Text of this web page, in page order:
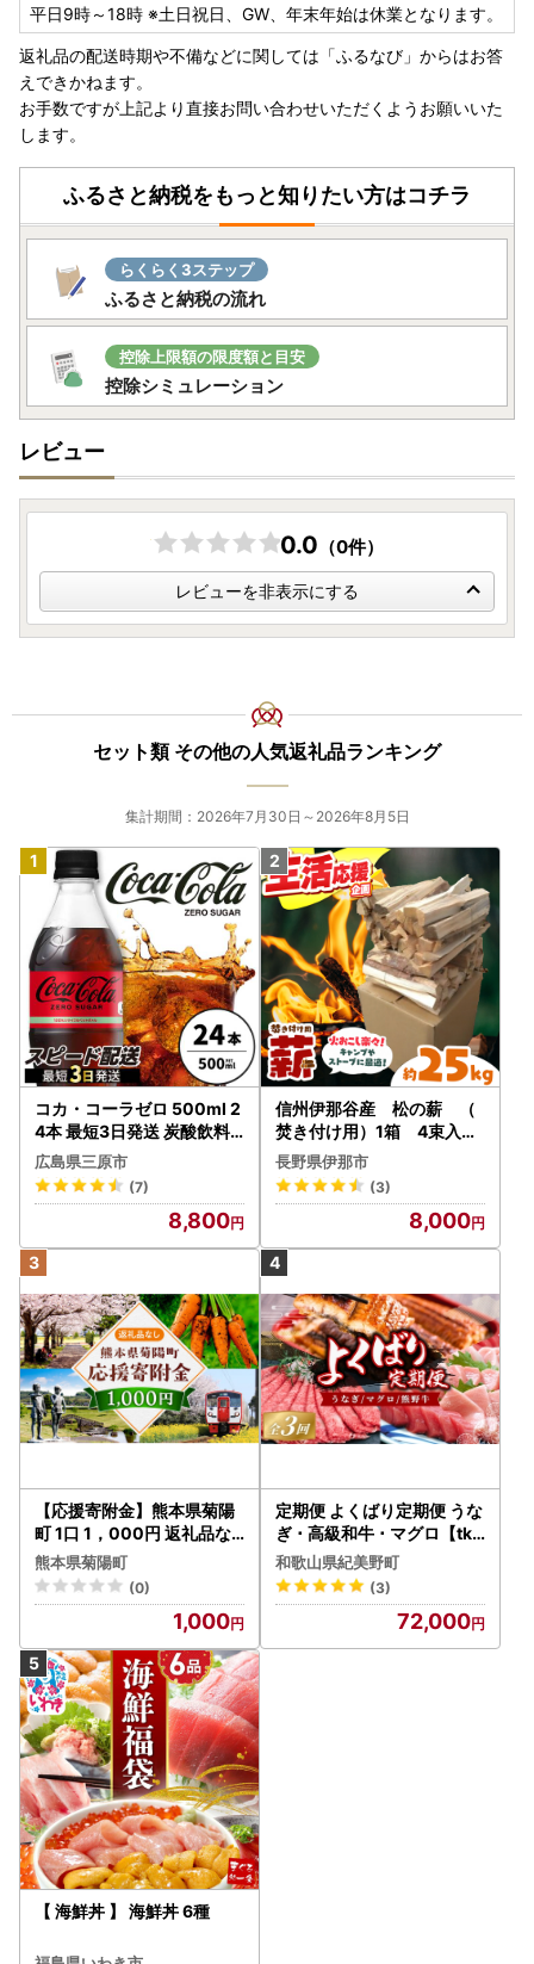
出来たてホヤホヤの新商品が盛りだくさん🤗🌈
お肉🥩に加工品🍕にデザート🍈に
あなたのハートをわしずかみすること間違いなし💗
ぜひ一度ご賞味ください～!!
◆新着返礼品特集はこちら
■都農町「ふるまど」
新規アカウント登録の上ログインし寄附情報を追加していた
だきますと、公的個人認証サービス【IAM （アイアム）】を
や、受付状況の確認等が可能です。詳細につきましては、以
下のURLよりご確認ください。
ふるまど（※外部サイトへ遷移します）
■返礼品について
◇住民票が都農町にある方は、返礼品のお届けは対象外で
◇お届けいたしました返礼品は確実にお受取りください。長
期不在等の寄附者様事由による返品交換、キャンセルはお受
けしておりません。
◇ヤマト運輸様では、返礼品発送後にお届け先を変更（転
送）する場合、転送料金は贈答用の場合でもお届け先様のご
負担となりますので、ご住所にお間違いがないかご確認の上
ご寄附ください。
なお、お届け先様が住所不明で配達ができない場合は、送り
◇一部離島にはクール便でのお届けができかねますのでご注
意ください。
平日9時～18時 ※土日祝日、GW、年末年始は休業となります。
返礼品の配送時期や不備などに関しては「ふるなび」からはお答
えできかねます。
お手数ですが上記より直接お問い合わせいただくようお願いいた
します。
ふるさと納税をもっと知りたい方はコチラ
らくらく3ステップ
ふるさと納税の流れ
控除上限額の限度額と目安
控除シミュレーション
レビュー
0.0 （0件）
レビューを非表示にする
セット類 その他の人気返礼品ランキング
集計期間：2026年7月30日～2026年8月5日
コカ・コーラゼロ 500ml 2
4本 最短3日発送 炭酸飲料
ペットボトル 糖質ゼロ コー
ク コーラ 飲料 ソフトドリ
ンク 広島県 三原市 014070
広島県三原市
(7)
8,800
信州伊那谷産 松の薪 （
焚き付け用）1箱 4束入り
２５ｋｇ相当｜薪 25kg
松の薪 長野県 伊那市 キャ
ンプ BBQ アウトドア【008
長野県伊那市
(3)
8,000
【応援寄附金】熊本県菊陽
町 1口 1，000円 返礼品な
しのご寄附 【菊陽町】[B
HZZ001]
熊本県菊陽町
(0)
1,000
定期便 よくばり定期便 うな
ぎ ･ 高級和牛 ･ マグロ【tkb
104】
和歌山県紀美野町
(3)
72,000
【 海鮮丼 】 海鮮丼 6種